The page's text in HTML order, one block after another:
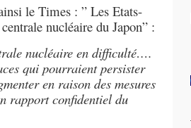
le Times : ” Les Etats-
nucléaire du Japon” :
nucléaire en difficulté….
qui pourraient persister
en raison des mesures
rapport confidentiel du